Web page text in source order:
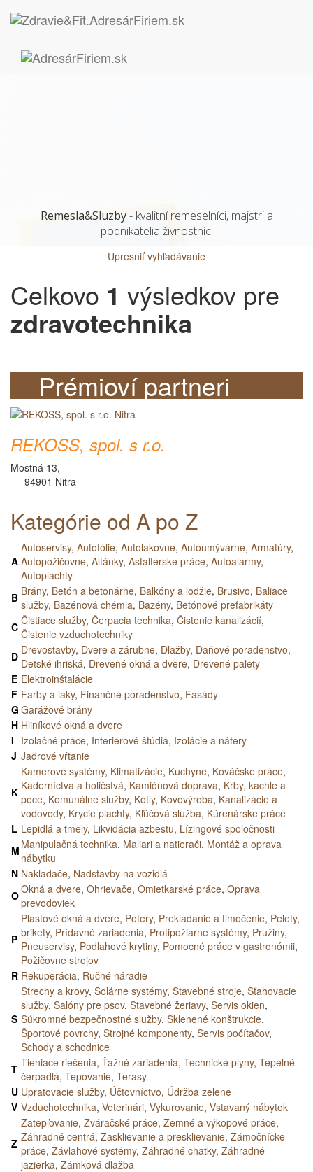
Remesla&Sluzby- kvalitní remeselníci, majstri a
podnikatelia živnostníci
Upresniť vyhľadávanie
Celkovo 1 výsledkov pre
zdravotechnika
Prémioví partneri
REKOSS, spol. s r.o.
Mostná 13,
94901 Nitra
Kategórie od A po Z
A
Autoservisy, Autofólie, Autolakovne, Autoumývárne, Armatúry,
Autopožičovne, Altánky, Asfaltérske práce, Autoalarmy,
Autoplachty
B Brány, Betón a betonárne, Balkóny a lodžie, Brusivo, Baliace
služby, Bazénová chémia, Bazény, Betónové prefabrikáty
C Čistiace služby, Čerpacia technika, Čistenie kanalizácií,
Čistenie vzduchotechniky
D Drevostavby, Dvere a zárubne, Dlažby, Daňové poradenstvo,
Detské ihriská, Drevené okná a dvere, Drevené palety
E Elektroinštalácie
F Farby a laky, Finančné poradenstvo, Fasády
G Garážové brány
H Hliníkové okná a dvere
I Izolačné práce, Interiérové štúdiá, Izolácie a nátery
J Jadrové vŕtanie
K
Kamerové systémy, Klimatizácie, Kuchyne, Kováčske práce,
Kaderníctva a holičstvá, Kamiónová doprava, Krby, kachle a
pece, Komunálne služby, Kotly, Kovovýroba, Kanalizácie a
vodovody, Krycie plachty, Kľúčová služba, Kúrenárske práce
L Lepidlá a tmely, Likvidácia azbestu, Lízingové spoločnosti
M Manipulačná technika, Maliari a natierači, Montáž a oprava
nábytku
N Nakladače, Nadstavby na vozidlá
OOkná a dvere, Ohrievače, Omietkarské práce, Oprava
prevodoviek
P
Plastové okná a dvere, Potery, Prekladanie a tlmočenie, Pelety,
brikety, Prídavné zariadenia, Protipožiarne systémy, Pružiny,
Pneuservisy, Podlahové krytiny, Pomocné práce v gastronómii,
Požičovne strojov
R Rekuperácia, Ručné náradie
S
Strechy a krovy, Solárne systémy, Stavebné stroje, Sťahovacie
služby, Salóny pre psov, Stavebné žeriavy, Servis okien,
Súkromné bezpečnostné služby, Sklenené konštrukcie,
Športové povrchy, Strojné komponenty, Servis počítačov,
Schody a schodnice
T Tieniace riešenia, Ťažné zariadenia, Technické plyny, Tepelné
čerpadlá, Tepovanie, Terasy
U Upratovacie služby, Účtovníctvo, Údržba zelene
V Vzduchotechnika, Veterinári, Vykurovanie, Vstavaný nábytok
Z
Zatepľovanie, Zváračské práce, Zemné a výkopové práce,
Záhradné centrá, Zasklievanie a presklievanie, Zámočnícke
práce, Závlahové systémy, Záhradné chatky, Záhradné
jazierka, Zámková dlažba